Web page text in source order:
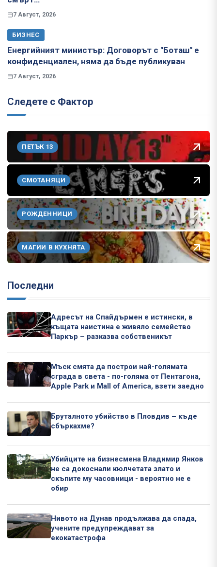
7 Август, 2026
БИЗНЕС
Енергийният министър: Договорът с "Боташ" е
конфиденциален, няма да бъде публикуван
7 Август, 2026
Следете с Фактор
ПЕТЪК 13
СМОТАНЯЦИ
РОЖДЕННИЦИ
МАГИИ В КУХНЯТА
Последни
Адресът на Спайдърмен е истински, в
къщата наистина е живяло семейство
Паркър – разказва собственикът
Мъск смята да построи най-голямата
сграда в света - по-голяма от Пентагона,
Apple Park и Mall of America, взети заедно
Бруталното убийство в Пловдив – къде
сбъркахме?
Убийците на бизнесмена Владимир Янков
не са докоснали кюлчетата злато и
скъпите му часовници - вероятно не е
обир
Нивото на Дунав продължава да спада,
учените предупреждават за
екокатастрофа